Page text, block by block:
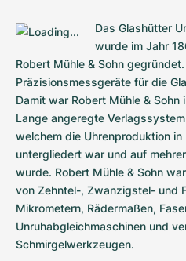
Das Glashütter
wurde im Jahr
Robert Mühle & Sohn
Präzisionsmessgeräte für die
Damit war Robert Mühle &
Lange angeregte
welchem die Uhrenproduktion
untergliedert war und auf
wurde. Robert Mühle & Sohn
von Zehntel-, Zwanzigstel- und
Mikrometern, Rädermaßen,
Unruhabgleichmaschinen und
Schmirgelwerkzeugen.